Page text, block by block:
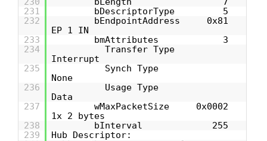
231
bDescriptorType 5
232
bEndpointAddress 0x81
EP 1 IN
233
bmAttributes 3
234
Transfer Type
Interrupt
235
Synch Type
None
236
Usage Type
Data
237
wMaxPacketSize 0x0002
1x 2 bytes
238
bInterval 255
239
Hub Descriptor: